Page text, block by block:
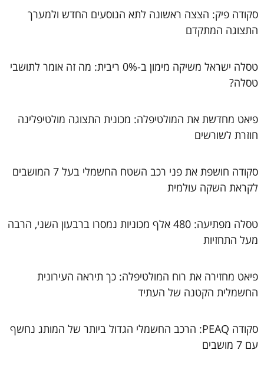
סקודה פיק: הצצה ראשונה לתא הנוסעים החדש ולמערך
התצוגה המתקדם
טסלה ישראל משיקה מימון ב-0% ריבית: מה זה אומר לתושבי
טסלה?
פיאט מחדשת את המולטיפלה: מכונית התצוגה מולטיפלינה
חוזרת לשורשים
סקודה חושפת את פני רכב השטח החשמלי בעל 7 המושבים
לקראת השקה עולמית
טסלה מפתיעה: 480 אלף מכוניות נמסרו ברבעון השני, הרבה
מעל התחזיות
פיאט מחזירה את רוח המולטיפלה: כך תיראה העירונית
החשמלית הקטנה של העתיד
סקודה PEAQ: הרכב החשמלי הגדול ביותר של המותג נחשף
עם 7 מושבים